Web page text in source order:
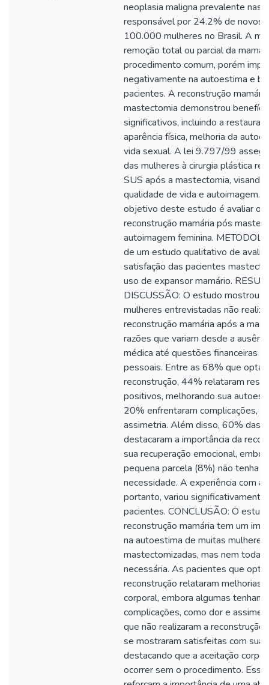
neoplasia maligna prevalente nas
responsável por 24.2% de novos
100.000 mulheres no Brasil. A
remoção total ou parcial da mama,
procedimento comum, porém
negativamente na autoestima e
pacientes. A reconstrução
mastectomia demonstrou
significativos, incluindo a
aparência física, melhoria da
vida sexual. A lei 9.797/99
das mulheres à cirurgia plástica
SUS após a mastectomia, visando
qualidade de vida e autoimagem.
objetivo deste estudo é avaliar o
reconstrução mamária pós
autoimagem feminina.
de um estudo qualitativo de
satisfação das pacientes
uso de expansor mamário.
DISCUSSÃO: O estudo mostrou
mulheres entrevistadas não
reconstrução mamária após a
razões que variam desde a
médica até questões financeiras
pessoais. Entre as 68% que
reconstrução, 44% relataram
positivos, melhorando sua
20% enfrentaram complicações,
assimetria. Além disso, 60% das
destacaram a importância da
sua recuperação emocional,
pequena parcela (8%) não tenha
necessidade. A experiência com a
portanto, variou
pacientes. CONCLUSÃO: O
reconstrução mamária tem um
na autoestima de muitas mulheres
mastectomizadas, mas nem todas
necessária. As pacientes que
reconstrução relataram melhorias
corporal, embora algumas tenham
complicações, como dor e
que não realizaram a
se mostraram satisfeitas com
destacando que a aceitação
ocorrer sem o procedimento.